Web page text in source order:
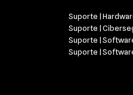
Suporte |
Suporte |
Suporte |
Suporte |